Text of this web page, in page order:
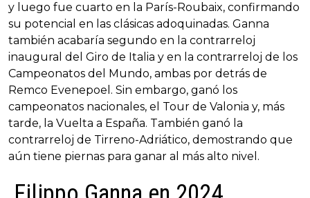
y luego fue cuarto en la París-Roubaix, confirmando
su potencial en las clásicas adoquinadas. Ganna
también acabaría segundo en la contrarreloj
inaugural del Giro de Italia y en la contrarreloj de los
Campeonatos del Mundo, ambas por detrás de
Remco Evenepoel. Sin embargo, ganó los
campeonatos nacionales, el Tour de Valonia y, más
tarde, la Vuelta a España. También ganó la
contrarreloj de Tirreno-Adriático, demostrando que
aún tiene piernas para ganar al más alto nivel.